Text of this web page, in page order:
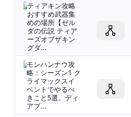
ティアキン攻略
おすすめ武器集
めの場所【ゼル
ダの伝説 ティア
ーズオブザキン
グダ...
モンハンナウ攻
略：シーズン1 ク
ライマックスイ
ベントでやるべ
きこと5選。ディ
アブ...